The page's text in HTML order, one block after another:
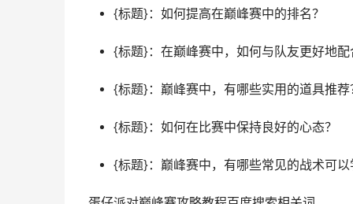
{标题}：如何提高在巅峰赛中的排名？
{标题}：在巅峰赛中，如何与队友更好地配
{标题}：巅峰赛中，有哪些实用的道具推荐
{标题}：如何在比赛中保持良好的心态？
{标题}：巅峰赛中，有哪些常见的战术可以